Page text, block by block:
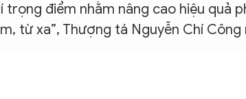
điểm nhằm nâng cao hiệu quả
từ xa”, Thượng tá Nguyễn Chí Công